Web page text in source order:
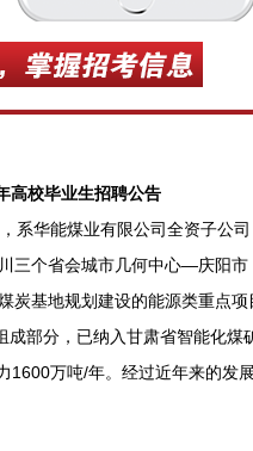
高校毕业生招聘公告
华能煤业有限公司全资子公
三个省会城市几何中心—庆阳
炭基地规划建设的能源类重点
部分，已纳入甘肃省智能化煤
万吨/年。经过近年来的发